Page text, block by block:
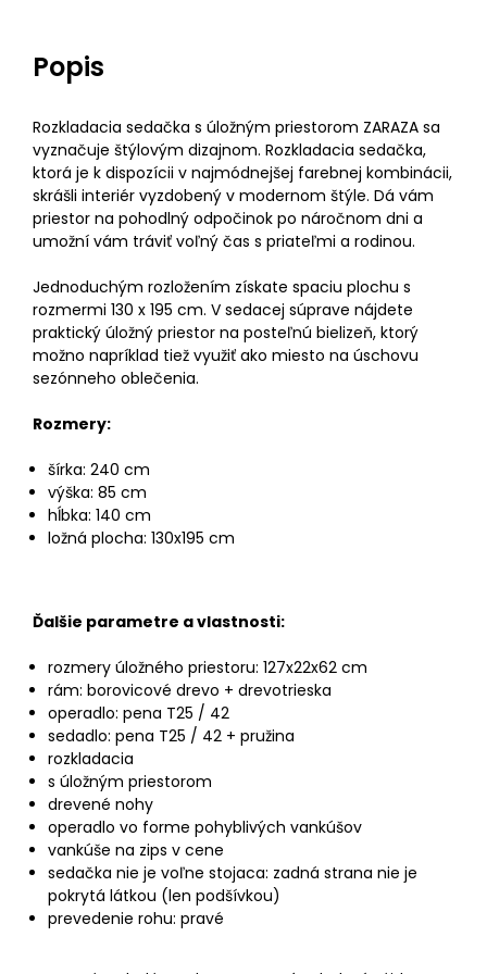
Popis
Rozkladacia sedačka s úložným priestorom ZARAZA sa
vyznačuje štýlovým dizajnom. Rozkladacia sedačka,
ktorá je k dispozícii v najmódnejšej farebnej kombinácii,
skrášli interiér vyzdobený v modernom štýle. Dá vám
priestor na pohodlný odpočinok po náročnom dni a
umožní vám tráviť voľný čas s priateľmi a rodinou.
Jednoduchým rozložením získate spaciu plochu s
rozmermi 130 x 195 cm. V sedacej súprave nájdete
praktický úložný priestor na posteľnú bielizeň, ktorý
možno napríklad tiež využiť ako miesto na úschovu
sezónneho oblečenia.
Rozmery:
šírka: 240 cm
výška: 85 cm
hĺbka: 140 cm
ložná plocha: 130x195 cm
Ďalšie parametre a vlastnosti:
rozmery úložného priestoru: 127x22x62 cm
rám: borovicové drevo + drevotrieska
operadlo: pena T25 / 42
sedadlo: pena T25 / 42 + pružina
rozkladacia
s úložným priestorom
drevené nohy
operadlo vo forme pohyblivých vankúšov
vankúše na zips v cene
sedačka nie je voľne stojaca: zadná strana nie je
pokrytá látkou (len podšívkou)
prevedenie rohu: pravé